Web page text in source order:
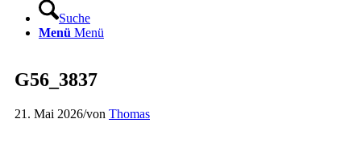
Suche
Menü Menü
G56_3837
21. Mai 2026/von Thomas